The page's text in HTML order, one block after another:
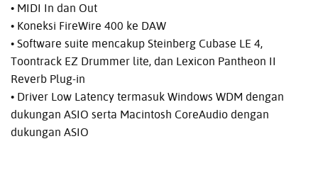
• MIDI In dan Out
• Koneksi FireWire 400 ke DAW
• Software suite mencakup Steinberg Cubase LE 4,
Toontrack EZ Drummer lite, dan Lexicon Pantheon II
Reverb Plug-in
• Driver Low Latency termasuk Windows WDM dengan
dukungan ASIO serta Macintosh CoreAudio dengan
dukungan ASIO